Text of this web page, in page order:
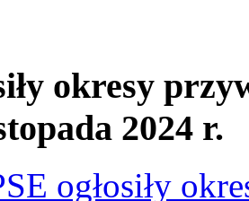
okresy
2024 r.
ogłosiły